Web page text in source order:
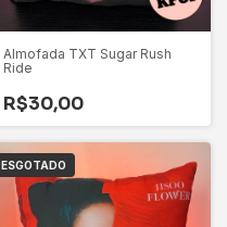
Almofada TXT Sugar Rush
Ride
R$30,00
ESGOTADO